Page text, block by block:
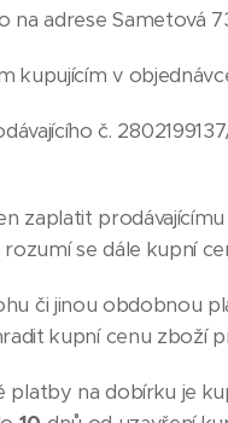
adrese Sametová
kupujícím v
č.
zaplatit
se dále kupní
či jinou obdobnou
kupní cenu zboží
na dobírku je